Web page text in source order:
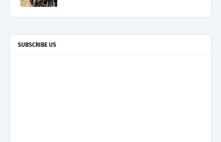
SUBSCRIBE US